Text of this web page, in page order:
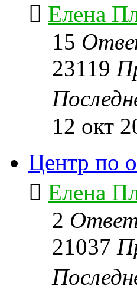
Елена
15
23119
12 окт
Центр по
Елена
2
21037